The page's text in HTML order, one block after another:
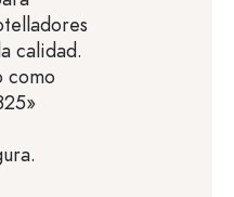
calidad.
como